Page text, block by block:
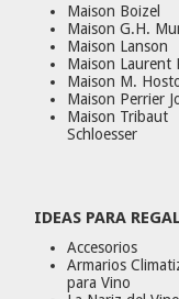
Maison Boizel
Maison G.H.
Maison Lanson
Maison Laurent
Maison M.
Maison Perrier
Maison Tribaut
Schloesser
IDEAS PARA
Accesorios
Armarios
para Vino